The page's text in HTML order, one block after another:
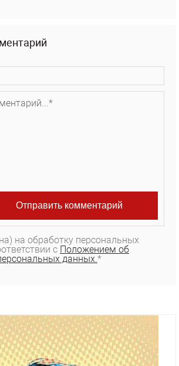
на обработку персональных
с Положением об
данных.*